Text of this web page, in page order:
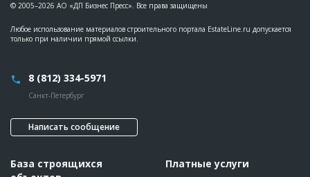
© 2005–2026 АО «ДП Бизнес Пресс». Все права защищены
Любое использование материалов строительного портала EstateLine.ru допускается
только при наличии прямой ссылки.
8 (812) 334-5971
Санкт-Петербург
Написать сообщение
База строящихся
Платные услуги